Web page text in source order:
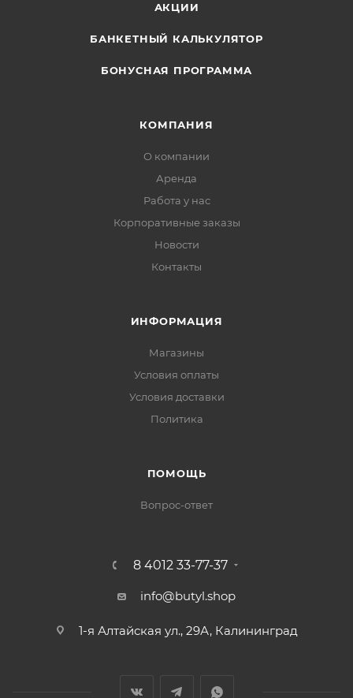
АКЦИИ
БАНКЕТНЫЙ КАЛЬКУЛЯТОР
БОНУСНАЯ ПРОГРАММА
КОМПАНИЯ
О компании
Аренда
Работа у нас
Корпоративные заказы
Новости
Контакты
ИНФОРМАЦИЯ
Магазины
Условия оплаты
Условия доставки
Политика
ПОМОЩЬ
Вопрос-ответ
8 4012 33-77-37
info@butyl.shop
1-я Алтайская ул., 29А, Калининград